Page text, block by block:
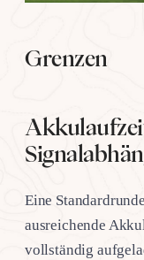
Grenzen
Eine
ausreichende
vollständig